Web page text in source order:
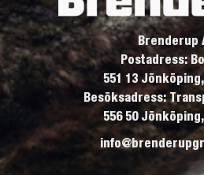
Brenderup
Postadress:
551 13
Besöksadress:
556 50